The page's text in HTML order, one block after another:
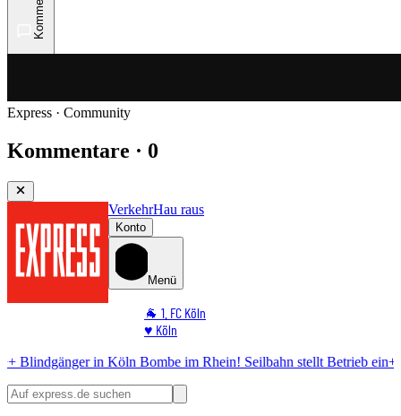
Express · Community
Kommentare · 0
VerkehrHau raus
Konto
Menü
🐐 1. FC Köln
♥️ Köln
🏆 Sport
in KölnBombe im Rhein! Seilbahn stellt Betrieb ein+++